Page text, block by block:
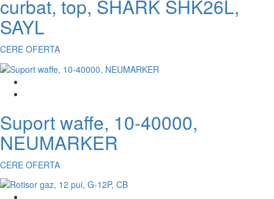
curbat, top, SHARK SHK26L,
SAYL
CERE OFERTA
Suport waffe, 10-40000,
NEUMARKER
CERE OFERTA